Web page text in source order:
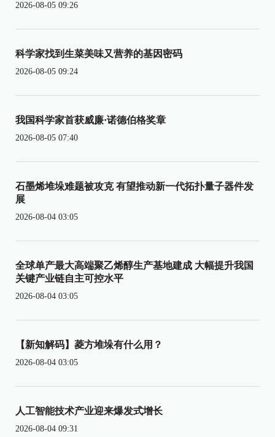
2026-08-05 09:26
科学家找到生菜美味又营养的基因密码
2026-08-05 09:24
我国科学家首获威廉·诺德伯格奖章
2026-08-05 07:40
石墨烯堆垛难题被攻克 有望推动新一代拓扑量子器件发
展
2026-08-04 03:05
全球单产最大高端聚乙烯醇生产基地建成 大幅提升我国
关键产业链自主可控水平
2026-08-04 03:05
【新知解码】菱方堆垛有什么用？
2026-08-04 03:05
人工智能技术产业迎来爆发式增长
2026-08-04 09:31